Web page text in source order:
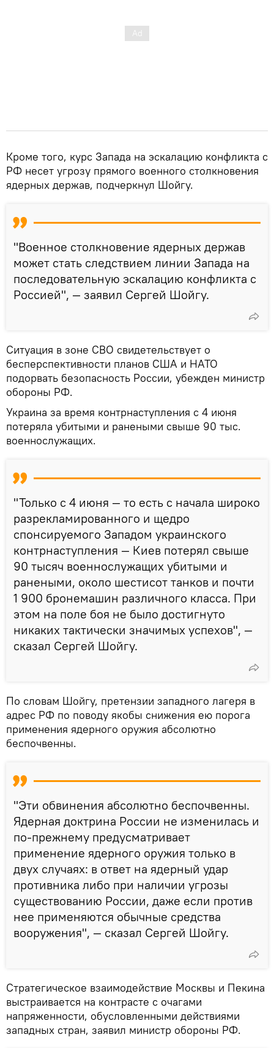
Кроме того, курс Запада на эскалацию конфликта с
РФ несет угрозу прямого военного столкновения
ядерных держав, подчеркнул Шойгу.
"Военное столкновение ядерных держав
может стать следствием линии Запада на
последовательную эскалацию конфликта с
Россией", — заявил Сергей Шойгу.
Ситуация в зоне СВО свидетельствует о
бесперспективности планов США и НАТО
подорвать безопасность России, убежден министр
обороны РФ.
Украина за время контрнаступления с 4 июня
потеряла убитыми и ранеными свыше 90 тыс.
военнослужащих.
"Только с 4 июня — то есть с начала широко
разрекламированного и щедро
спонсируемого Западом украинского
контрнаступления — Киев потерял свыше
90 тысяч военнослужащих убитыми и
ранеными, около шестисот танков и почти
1 900 бронемашин различного класса. При
этом на поле боя не было достигнуто
никаких тактически значимых успехов", —
сказал Сергей Шойгу.
По словам Шойгу, претензии западного лагеря в
адрес РФ по поводу якобы снижения ею порога
применения ядерного оружия абсолютно
беспочвенны.
"Эти обвинения абсолютно беспочвенны.
Ядерная доктрина России не изменилась и
по-прежнему предусматривает
применение ядерного оружия только в
двух случаях: в ответ на ядерный удар
противника либо при наличии угрозы
существованию России, даже если против
нее применяются обычные средства
вооружения", — сказал Сергей Шойгу.
Стратегическое взаимодействие Москвы и Пекина
выстраивается на контрасте с очагами
напряженности, обусловленными действиями
западных стран, заявил министр обороны РФ.